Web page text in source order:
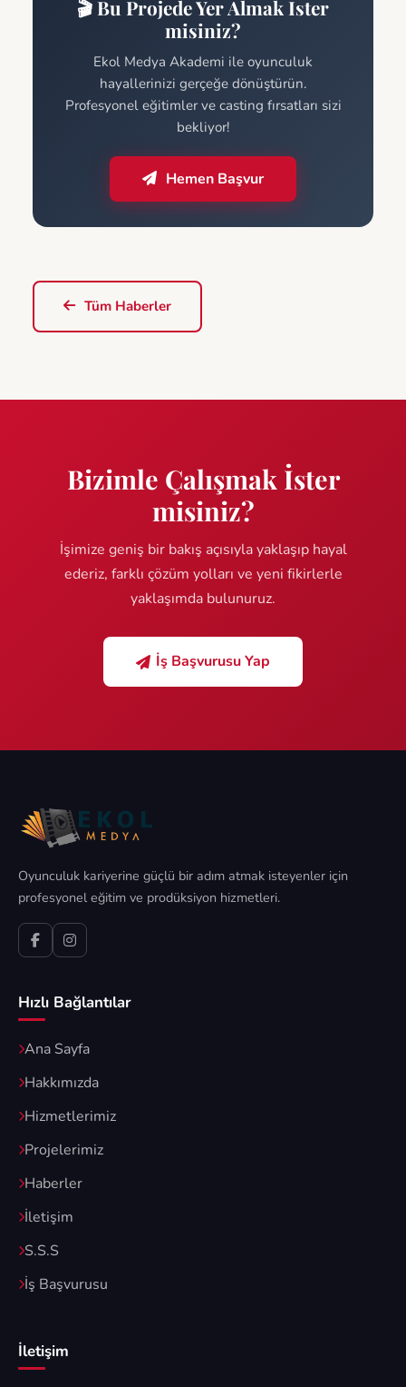
🎬 Bu Projede Yer Almak İster
misiniz?
Ekol Medya Akademi ile oyunculuk
hayallerinizi gerçeğe dönüştürün.
Profesyonel eğitimler ve casting fırsatları sizi
bekliyor!
Hemen Başvur
Tüm Haberler
Bizimle Çalışmak İster
misiniz?
İşimize geniş bir bakış açısıyla yaklaşıp hayal
ederiz, farklı çözüm yolları ve yeni fikirlerle
yaklaşımda bulunuruz.
İş Başvurusu Yap
Oyunculuk kariyerine güçlü bir adım atmak isteyenler için
profesyonel eğitim ve prodüksiyon hizmetleri.
Hızlı Bağlantılar
Ana Sayfa
Hakkımızda
Hizmetlerimiz
Projelerimiz
Haberler
İletişim
S.S.S
İş Başvurusu
İletişim